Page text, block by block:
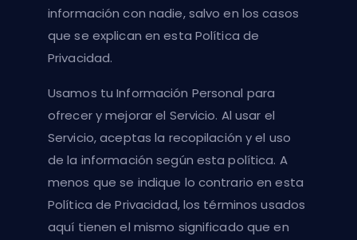
información con nadie, salvo en los casos
que se explican en esta Política de
Privacidad.
Usamos tu Información Personal para
ofrecer y mejorar el Servicio. Al usar el
Servicio, aceptas la recopilación y el uso
de la información según esta política. A
menos que se indique lo contrario en esta
Política de Privacidad, los términos usados
aquí tienen el mismo significado que en